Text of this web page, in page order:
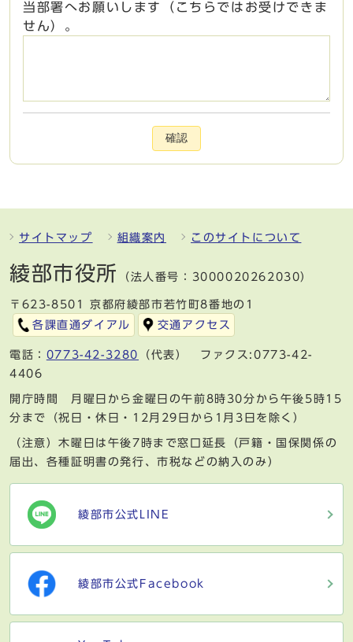
当部署へお願いします（こちらではお受けできま
せん）。
確認
サイトマップ 組織案内 このサイトについて
綾部市役所 （法人番号：3000020262030）
〒623-8501 京都府綾部市若竹町8番地の1
各課直通ダイアル
交通アクセス
電話： 0773-42-3280
（代表） ファクス:0773-42-
4406
開庁時間 月曜日から金曜日の午前8時30分から午後5時15
分まで（祝日・休日・12月29日から1月3日を除く）
（注意）木曜日は午後7時まで窓口延長（戸籍・国保関係の
届出、各種証明書の発行、市税などの納入のみ）
綾部市公式LINE
綾部市公式Facebook